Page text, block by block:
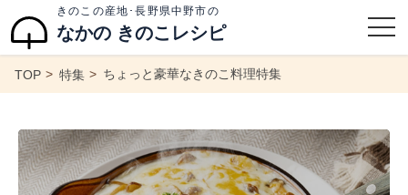
きのこの産地･長野県中野市の
なかの きのこレシピ
TOP 特集 ちょっと豪華なきのこ料理特集